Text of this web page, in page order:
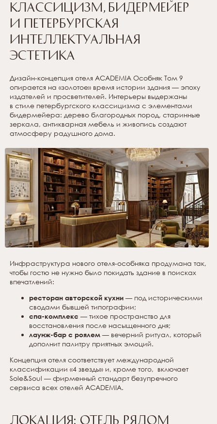
классицизм, бидермейер
и петербургская
интеллектуальная
эстетика
Дизайн-концепция отеля ACADEMIA Особняк Том 9
опирается на «золотое» время истории здания — эпоху
издателей и просветителей. Интерьеры выдержаны
в стиле петербургского классицизма с элементами
бидермейера: дерево благородных пород, старинные
зеркала, антикварная мебель и живопись создают
атмосферу радушного дома.
Инфраструктура нового отеля-особняка продумана так,
чтобы гостю не нужно было покидать здание в поисках
впечатлений:
ресторан авторской кухни — под историческими
сводами бывшей типографии;
спа-комплекс — тихое пространство для
восстановления после насыщенного дня;
лаунж-бар с роялем — вечерний ритуал, который
дополнит палитру приятных эмоций.
Концепция отеля соответствует международной
классификации «4 звезды» и, кроме того, включает
Sole&Soul — фирменный стандарт безупречного
сервиса всех отелей ACADEMIA.
Локация: отель рядом